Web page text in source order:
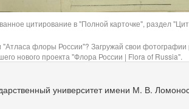
цитирование в "Полной карточке", раздел
флоры России"? Загружай свои фотографии
нового проекта "Флора России | Flora of Russia".
университет имени М. В.